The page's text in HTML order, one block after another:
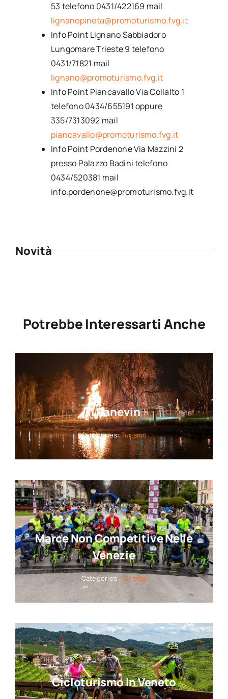
53 telefono 0431/422169 mail
lignanopineta@promoturismo.fvg.it
Info Point Lignano Sabbiadoro
Lungomare Trieste 9 telefono
0431/71821 mail
lignano@promoturismo.fvg.it
Info Point Piancavallo Via Collalto 1
telefono 0434/655191 oppure
335/7313092 mail
piancavallo@promoturismo.fvg.it
Info Point Pordenone Via Mazzini 2
presso Palazzo Badini telefono
0434/520381 mail
info.pordenone@promoturismo.fvg.it
Novità
Potrebbe Interessarti Anche
Il Panevin
Categories:Turismo
Marce Non Competitive Nelle
Venezie
Categories: Turismo
Cicloturismo In Veneto